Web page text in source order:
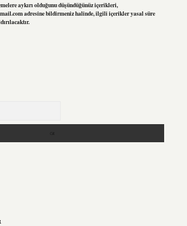
aykırı olduğunu düşündüğünüz içerikleri,
adresine bildirmeniz halinde, ilgili içerikler yasal süre